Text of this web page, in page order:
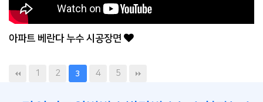
아파트 베란다 누수 시공장면
1 2 3 4 5